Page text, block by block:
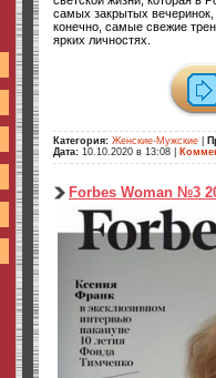
самых закрытых
конечно, самые свежие
ярких личностях.
Категория: Женские-Мужские
Дата: 10.10.2020 в 13:08
Forbes Woman №3